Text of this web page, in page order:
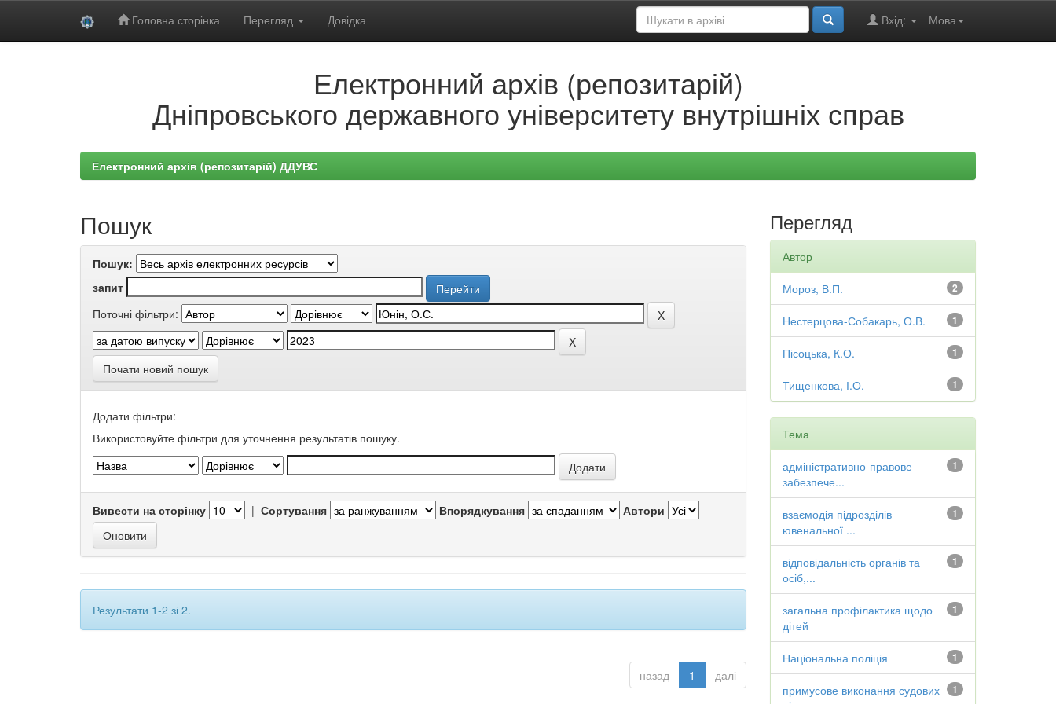
Головна сторінка Перегляд Довідка Мова
Вхід:
Електронний архів (репозитарій)
Дніпровського державного університету внутрішніх справ
Електронний архів (репозитарій) ДДУВС
Пошук
Пошук:
запит
Поточні фільтри:
Почати новий пошук
Додати фільтри:
Використовуйте фільтри для уточнення результатів пошуку.
Вивести на сторінку | Сортування Впорядкування Автори
Результати 1-2 зі 2.
назад 1 далі
Перегляд
Автор
2
Мороз, В.П.
1
Нестерцова-Собакарь, О.В.
1
Пісоцька, К.О.
1
Тищенкова, І.О.
Тема
1
адміністративно-правове
забезпече...
1
взаємодія підрозділів
ювенальної ...
1
відповідальність органів та
осіб,...
1
загальна профілактика щодо
дітей
1
Національна поліція
1
примусове виконання судових